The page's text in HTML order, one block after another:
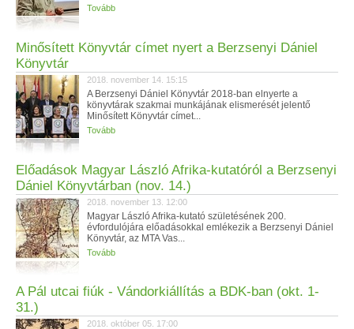
Tovább
Minősített Könyvtár címet nyert a Berzsenyi Dániel
Könyvtár
2018. november 14. 15:15
A Berzsenyi Dániel Könyvtár 2018-ban elnyerte a
könyvtárak szakmai munkájának elismerését jelentő
Minősített Könyvtár címet...
Tovább
Előadások Magyar László Afrika-kutatóról a Berzsenyi
Dániel Könyvtárban (nov. 14.)
2018. november 13. 12:00
Magyar László Afrika-kutató születésének 200.
évfordulójára előadásokkal emlékezik a Berzsenyi Dániel
Könyvtár, az MTA Vas...
Tovább
A Pál utcai fiúk - Vándorkiállítás a BDK-ban (okt. 1-
31.)
2018. október 05. 17:00